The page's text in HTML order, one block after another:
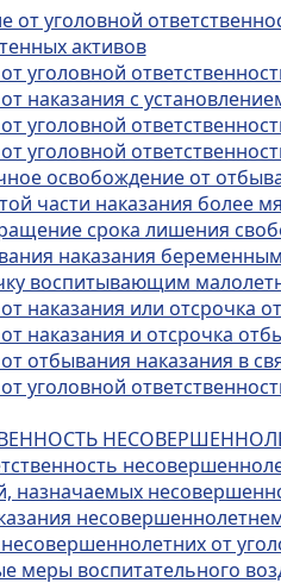
от уголовной
активов
уголовной
наказания с
уголовной
уголовной
освобождение от
части наказания более
срока лишения
наказания
воспитывающим
наказания или отсрочка
наказания и отсрочка
отбывания наказания в
уголовной
назначаемых
от
меры воспитательного